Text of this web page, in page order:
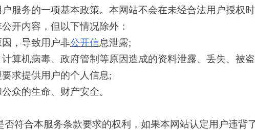
务的一项基本政策。本网站不会在未经合法用户授权
开内容，但以下情况除外：
，导致用户非公开信息泄露;
机病毒、政府管制等原因造成的资料泄露、丢失、被
提供用户的个人信息;
的生命、财产安全。
合本服务条款要求的权利，如果本网站认定用户违背